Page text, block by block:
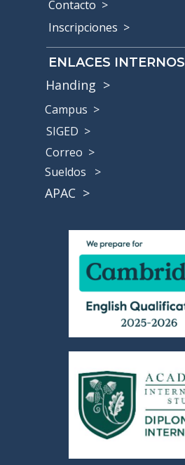
Contacto >
Inscripciones >
ENLACES INTERNOS
Handing >
Campus >
SIGED >
Correo >
Sueldos >
APAC >